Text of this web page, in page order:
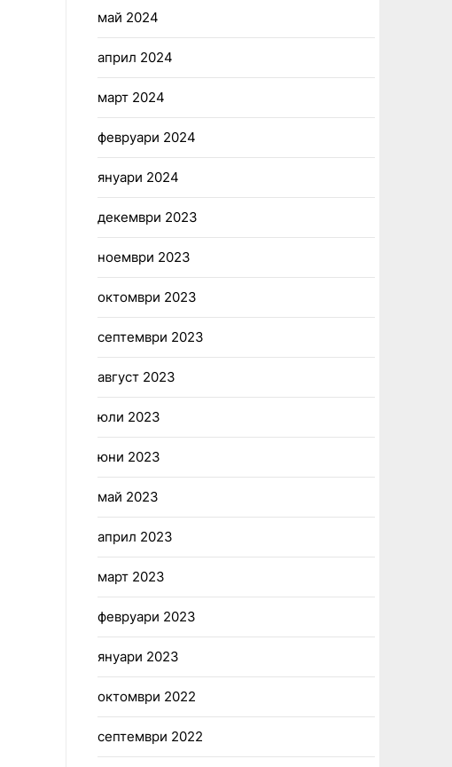
май 2024
април 2024
март 2024
февруари 2024
януари 2024
декември 2023
ноември 2023
октомври 2023
септември 2023
август 2023
юли 2023
юни 2023
май 2023
април 2023
март 2023
февруари 2023
януари 2023
октомври 2022
септември 2022